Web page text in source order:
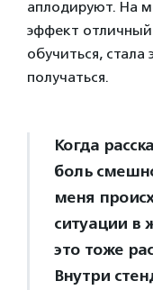
аплодируют. На
эффект
обучиться, стала
получаться.
Когда
боль
меня
ситуации в
это тоже
Внутри